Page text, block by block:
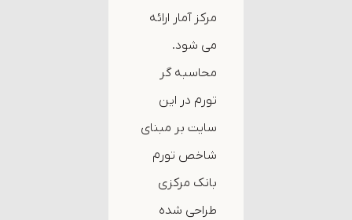
مرکز آمار ارائه
می شود.
محاسبه گر
تورم در این
سایت بر مبنای
شاخص تورم
بانک مرکزی
طراحی شده